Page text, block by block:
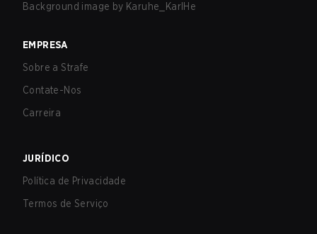
Background image by Karuhe_KarlHe
EMPRESA
Sobre a Strafe
Contate-Nos
Carreira
JURÍDICO
Política de Privacidade
Termos de Serviço